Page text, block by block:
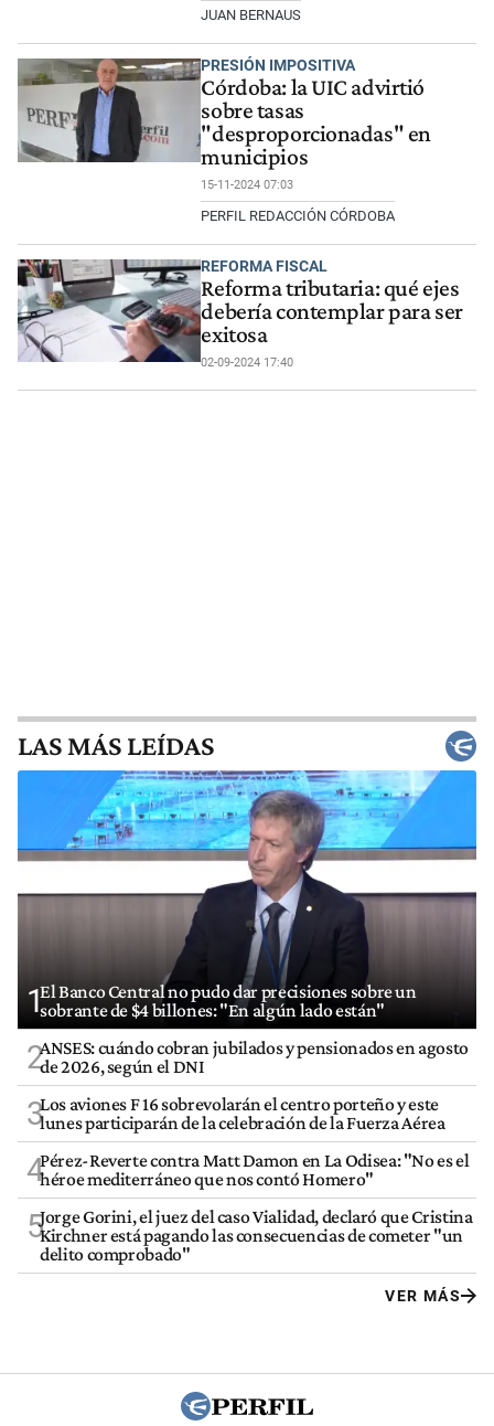
JUAN BERNAUS
PRESIÓN IMPOSITIVA
Córdoba: la UIC advirtió
sobre tasas
"desproporcionadas" en
municipios
15-11-2024 07:03
PERFIL REDACCIÓN CÓRDOBA
REFORMA FISCAL
Reforma tributaria: qué ejes
debería contemplar para ser
exitosa
02-09-2024 17:40
LAS MÁS LEÍDAS
1El Banco Central no pudo dar precisiones sobre un
sobrante de $4 billones: "En algún lado están"
2ANSES: cuándo cobran jubilados y pensionados en agosto
de 2026, según el DNI
3Los aviones F 16 sobrevolarán el centro porteño y este
lunes participarán de la celebración de la Fuerza Aérea
4Pérez-Reverte contra Matt Damon en La Odisea: "No es el
héroe mediterráneo que nos contó Homero"
5Jorge Gorini, el juez del caso Vialidad, declaró que Cristina
Kirchner está pagando las consecuencias de cometer "un
delito comprobado"
VER MÁS